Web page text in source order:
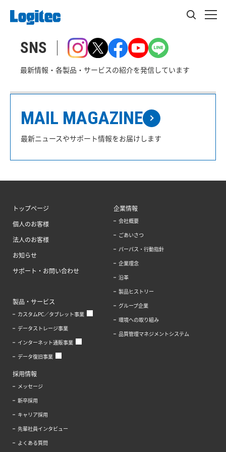
SNS
最新情報・各製品・サービスの紹介を発信しています
MAIL MAGAZINE
最新ニュースやサポート情報をお届けします
トップページ
個人のお客様
法人のお客様
お知らせ
サポート・お問い合わせ
製品・サービス
カスタムPC／タブレット事業
データストレージ事業
インターネット通販事業
データ復旧事業
企業情報
会社概要
ごあいさつ
パーパス・行動指針
企業理念
沿革
製品ヒストリー
グループ企業
環境への取り組み
品質管理マネジメントシステム
採用情報
メッセージ
新卒採用
キャリア採用
先輩社員インタビュー
よくある質問